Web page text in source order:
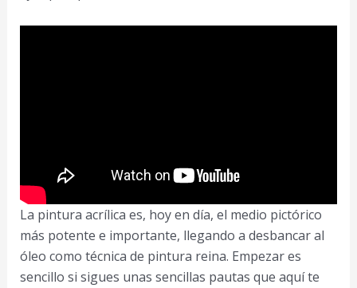
La pintura acrílica es, hoy en día, el medio pictórico
más potente e importante, llegando a desbancar al
óleo como técnica de pintura reina. Empezar es
sencillo si sigues unas sencillas pautas que aquí te